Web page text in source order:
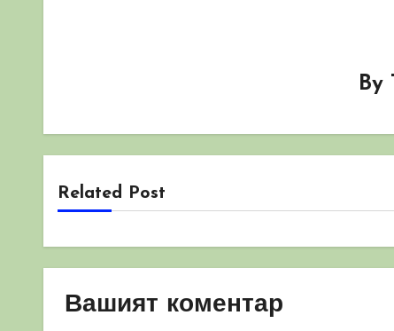
By
Related Post
Вашият коментар